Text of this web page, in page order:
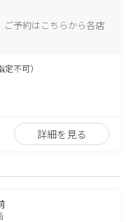
予約はこちらから各店
不可）
詳細を見る